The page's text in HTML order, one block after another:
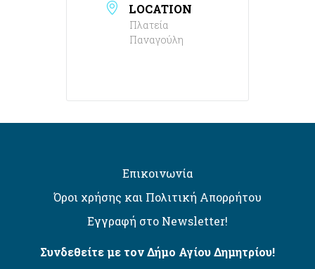
LOCATION
Πλατεία
Παναγούλη
Επικοινωνία
Όροι χρήσης και Πολιτική Απορρήτου
Εγγραφή στο Newsletter!
Συνδεθείτε με τον Δήμο Αγίου Δημητρίου!